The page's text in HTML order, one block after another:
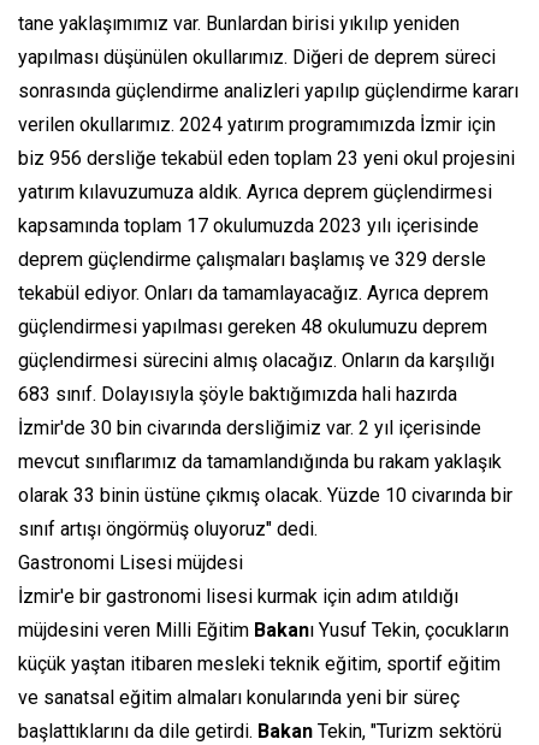
tane yaklaşımımız var. Bunlardan birisi yıkılıp yeniden
yapılması düşünülen okullarımız. Diğeri de deprem süreci
sonrasında güçlendirme analizleri yapılıp güçlendirme kararı
verilen okullarımız. 2024 yatırım programımızda İzmir için
biz 956 dersliğe tekabül eden toplam 23 yeni okul projesini
yatırım kılavuzumuza aldık. Ayrıca deprem güçlendirmesi
kapsamında toplam 17 okulumuzda 2023 yılı içerisinde
deprem güçlendirme çalışmaları başlamış ve 329 dersle
tekabül ediyor. Onları da tamamlayacağız. Ayrıca deprem
güçlendirmesi yapılması gereken 48 okulumuzu deprem
güçlendirmesi sürecini almış olacağız. Onların da karşılığı
683 sınıf. Dolayısıyla şöyle baktığımızda hali hazırda
İzmir'de 30 bin civarında dersliğimiz var. 2 yıl içerisinde
mevcut sınıflarımız da tamamlandığında bu rakam yaklaşık
olarak 33 binin üstüne çıkmış olacak. Yüzde 10 civarında bir
sınıf artışı öngörmüş oluyoruz" dedi.
Gastronomi Lisesi müjdesi
İzmir'e bir gastronomi lisesi kurmak için adım atıldığı
müjdesini veren Milli Eğitim Bakanı Yusuf Tekin, çocukların
küçük yaştan itibaren mesleki teknik eğitim, sportif eğitim
ve sanatsal eğitim almaları konularında yeni bir süreç
başlattıklarını da dile getirdi. Bakan Tekin, "Turizm sektörü